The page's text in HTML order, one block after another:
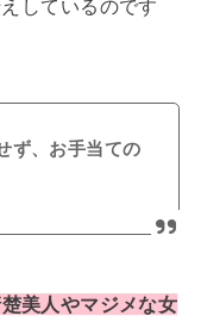
しているのです
ず、お手当ての
美人やマジメな女